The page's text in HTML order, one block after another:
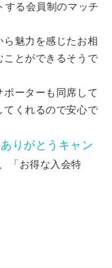
する会員制のマッチ
魅力を感じたお相
とができるそうで
ーターも同席して
てくれるので安心で
ありがとうキャン
「お得な入会特